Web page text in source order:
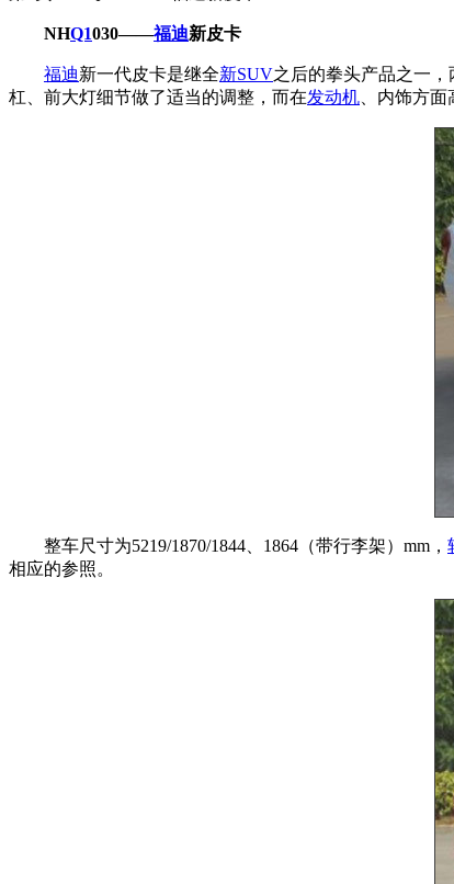
NHQ1030——福迪新皮卡
福迪新一代皮卡是继全新SUV之后的拳头产品之一
杠、前大灯细节做了适当的调整，而在发动机 、内饰方面
整车尺寸为5219/1870/1844、1864（带行李架）mm，
相应的参照。